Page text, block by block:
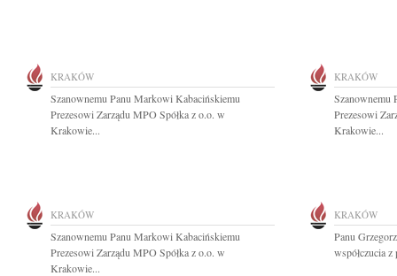
KRAKÓW
Szanownemu Panu Markowi Kabacińskiemu
Prezesowi Zarządu MPO Spółka z o.o. w
Krakowie...
KRAKÓW
Szanownemu
Prezesowi
Krakowie...
KRAKÓW
Szanownemu Panu Markowi Kabacińskiemu
Prezesowi Zarządu MPO Spółka z o.o. w
Krakowie...
KRAKÓW
Panu
współczucia